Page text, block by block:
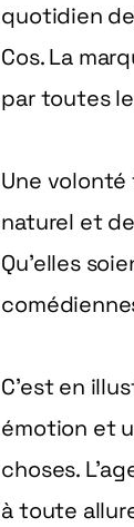
quotidien
Cos. La
par toutes
Une
naturel et
Qu’elles
C’est en
émotion et
choses.
à toute